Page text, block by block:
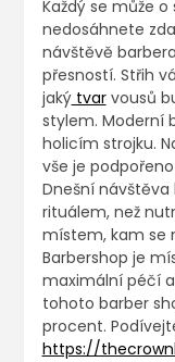
Každý se může
nedosáhnete
návštěvě
přesností. Střih
jakýtvarvousů
stylem. Moderní
holicím strojku.
vše je
Dnešní návštěva
rituálem, než
místem, kam se
Barbershop je
maximální péčí
tohoto barber
procent.
https://